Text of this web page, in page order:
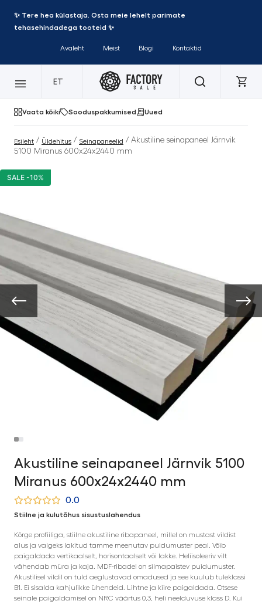
✨ Tere hea külastaja. Osta meie lehelt parimate
tehasehindadega tooteid ✨
Avaleht Meist Blogi Kontaktid
ET
Vaata kõiki Sooduspakkumised Uued
Esileht / Üldehitus / Seinapaneelid / Akustiline seinapaneel Järnvik
5100 Miranus 600x24x2440 mm
SALE -10%
Akustiline seinapaneel Järnvik 5100
Miranus 600x24x2440 mm
0.0
Stiilne ja kulutõhus sisustuslahendus
Kõrge profiiliga, stiilne akustiline ribapaneel, millel on mustast vildist
alus ja valgeks lakitud tamme meenutav puidumuster peal. Võib
paigaldada vertikaalselt, horisontaalselt või lakke. Heliisoleeriv vilt
vähendab müra ja kaja. MDF-ribadel on silmapaistev puidumuster.
Akustilisel vildil on tuld aeglustavad omadused ja see kuulub tuleklassi
B1. Ei sisalda kahjulikke ühendeid. Lihtne ja kiire paigaldada. Otsese
seinale paigaldamisel on NRC väärtus 0,3, heli neelduvuse klass D. Kui